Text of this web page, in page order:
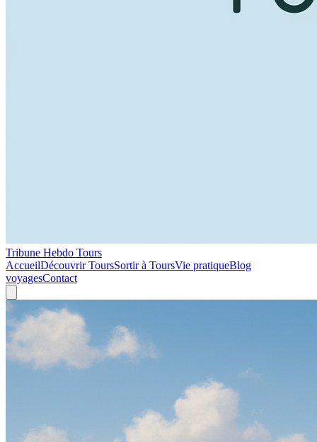
Tribune Hebdo Tours
AccueilDécouvrir ToursSortir à ToursVie pratiqueBlog
voyagesContact